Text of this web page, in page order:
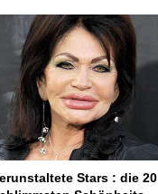
Stars : die 20